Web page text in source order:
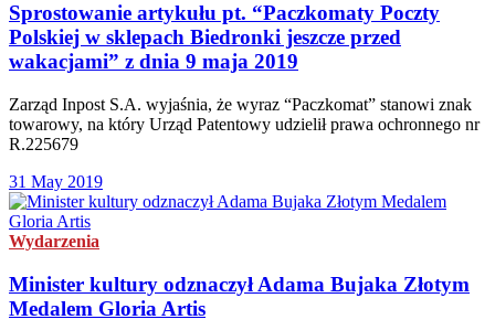
Sprostowanie artykułu pt. “Paczkomaty Poczty
Polskiej w sklepach Biedronki jeszcze przed
wakacjami” z dnia 9 maja 2019
Zarząd Inpost S.A. wyjaśnia, że wyraz “Paczkomat” stanowi znak
towarowy, na który Urząd Patentowy udzielił prawa ochronnego nr
R.225679
31 May 2019
Wydarzenia
Minister kultury odznaczył Adama Bujaka Złotym
Medalem Gloria Artis